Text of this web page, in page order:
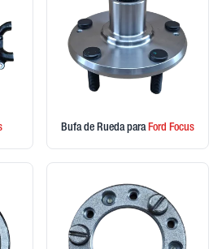
Bufa de Rueda paraFord Focus